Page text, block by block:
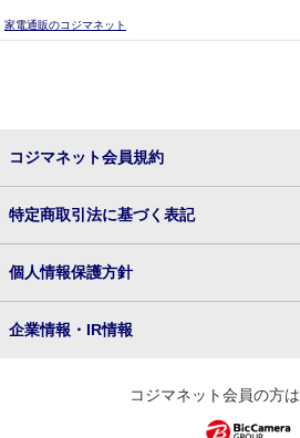
家電通販のコジマネット
コジマネット会員規約
特定商取引法に基づく表記
個人情報保護方針
企業情報・IR情報
コジマネット会員の方は